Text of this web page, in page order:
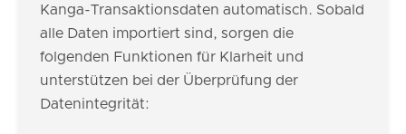
Kanga-Transaktionsdaten automatisch. Sobald
alle Daten importiert sind, sorgen die
folgenden Funktionen für Klarheit und
unterstützen bei der Überprüfung der
Datenintegrität: